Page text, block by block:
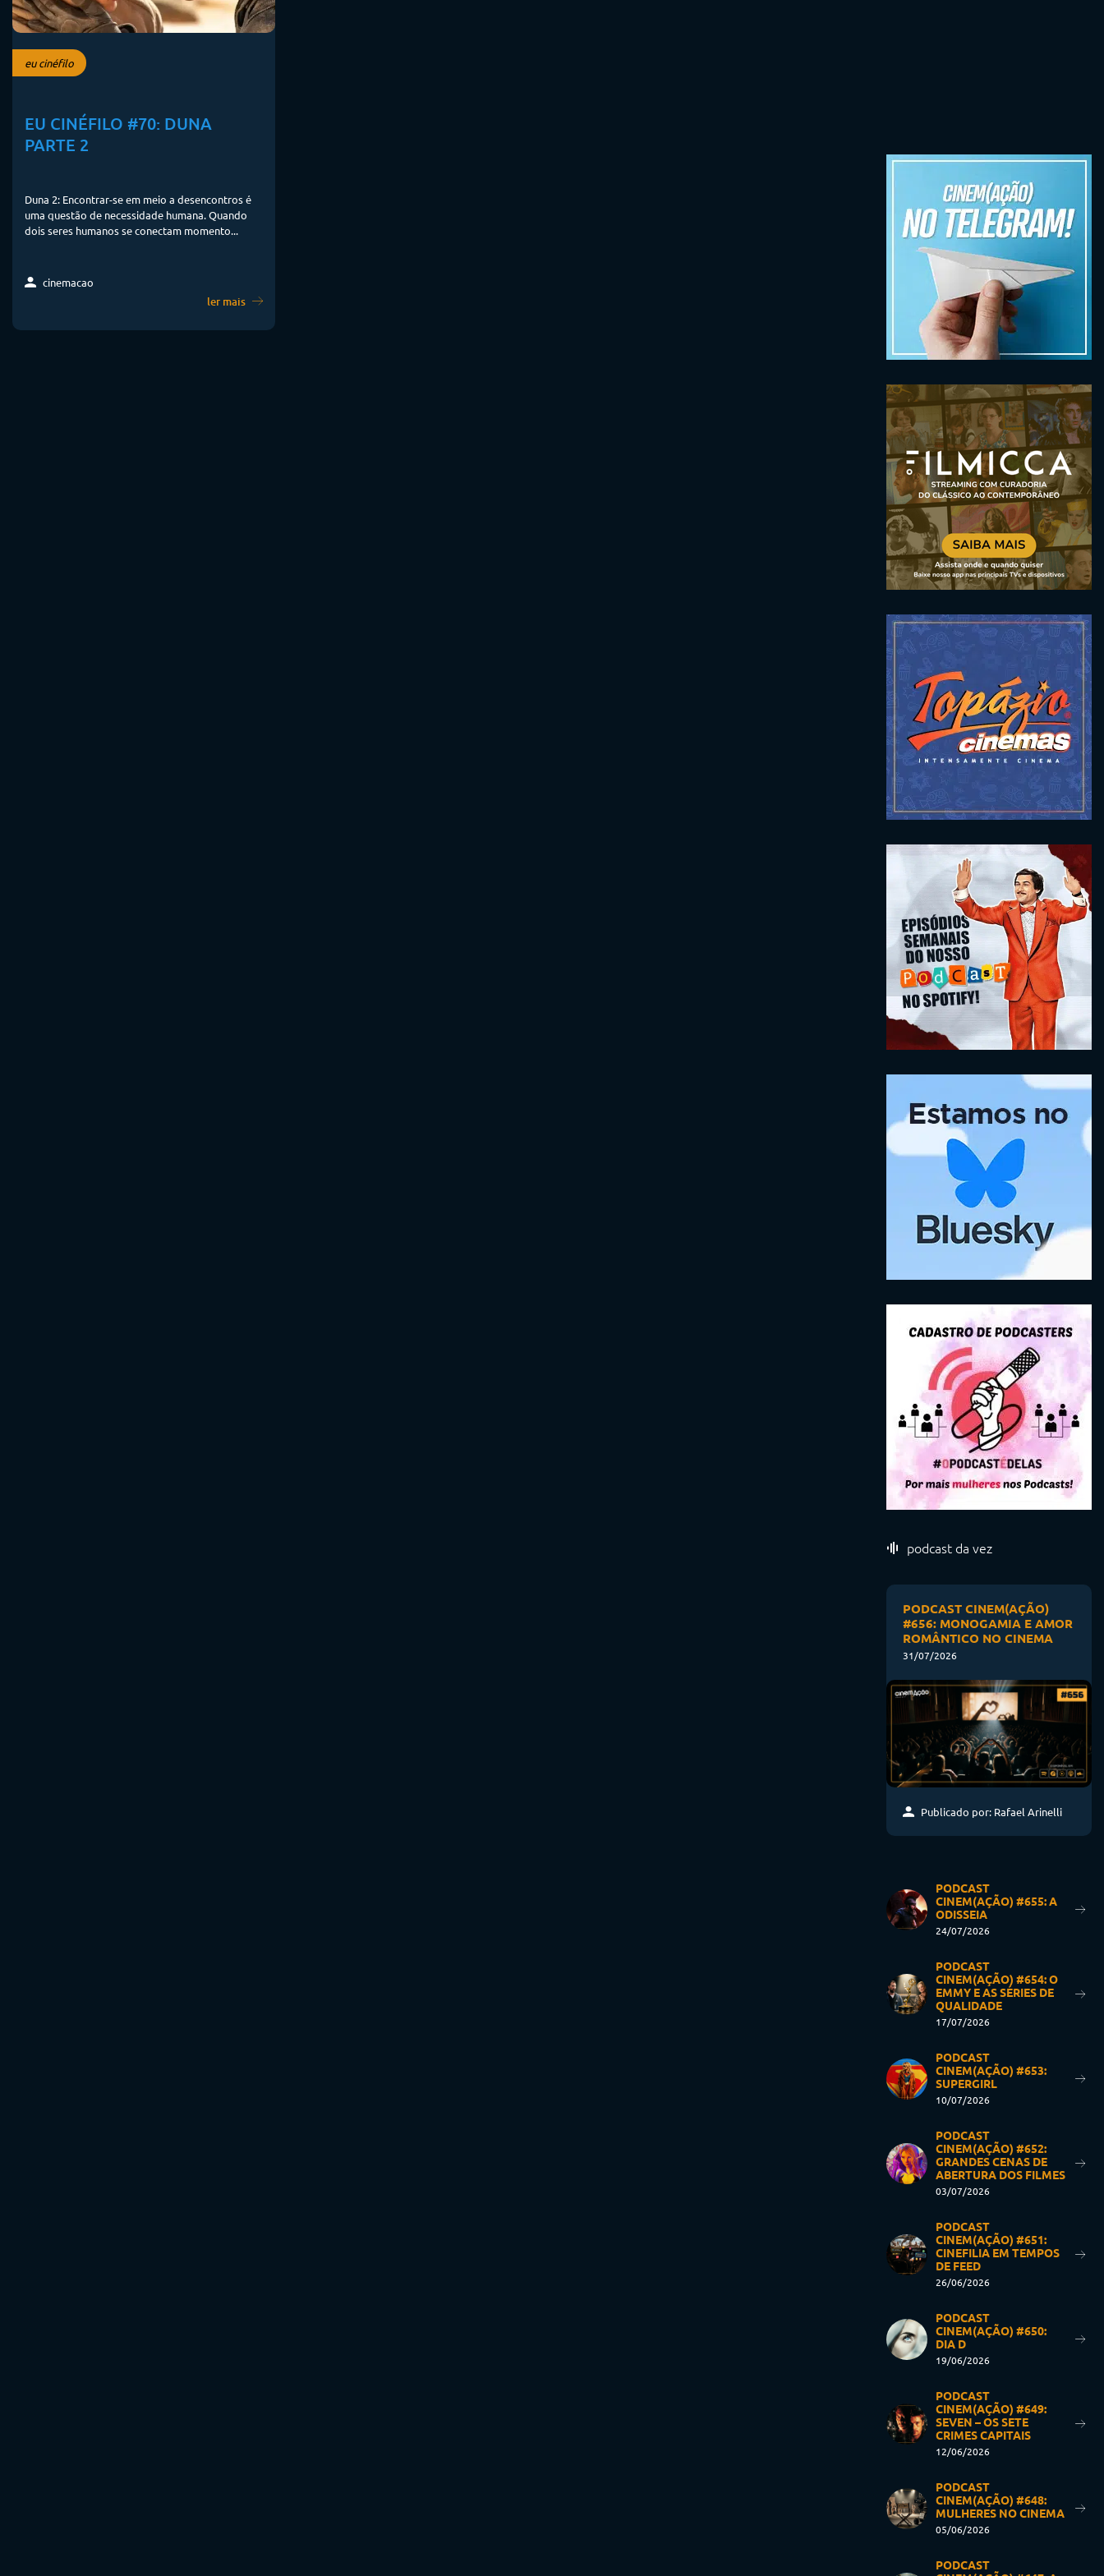
eu cinéfilo
EU CINÉFILO #70: DUNA
PARTE 2
Duna 2: Encontrar-se em meio a desencontros é
uma questão de necessidade humana. Quando
dois seres humanos se conectam momento...
cinemacao
ler mais
podcast da vez
PODCAST CINEM(AÇÃO)
#656: MONOGAMIA E AMOR
ROMÂNTICO NO CINEMA
31/07/2026
Publicado por: Rafael Arinelli
PODCAST
CINEM(AÇÃO) #655: A
ODISSEIA
24/07/2026
PODCAST
CINEM(AÇÃO) #654: O
EMMY E AS SÉRIES DE
QUALIDADE
17/07/2026
PODCAST
CINEM(AÇÃO) #653:
SUPERGIRL
10/07/2026
PODCAST
CINEM(AÇÃO) #652:
GRANDES CENAS DE
ABERTURA DOS FILMES
03/07/2026
PODCAST
CINEM(AÇÃO) #651:
CINEFILIA EM TEMPOS
DE FEED
26/06/2026
PODCAST
CINEM(AÇÃO) #650:
DIA D
19/06/2026
PODCAST
CINEM(AÇÃO) #649:
SEVEN – OS SETE
CRIMES CAPITAIS
12/06/2026
PODCAST
CINEM(AÇÃO) #648:
MULHERES NO CINEMA
05/06/2026
PODCAST